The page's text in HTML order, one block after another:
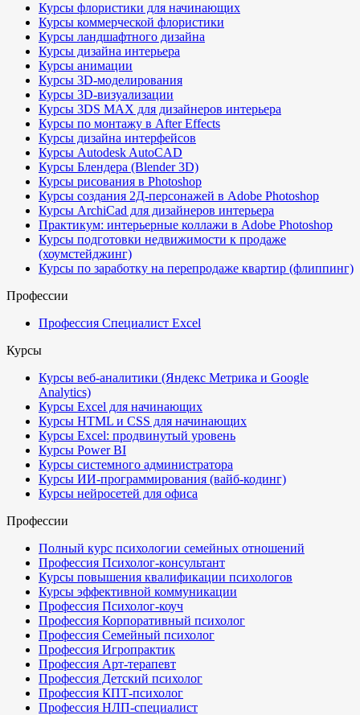
Курсы флористики для начинающих
Курсы коммерческой флористики
Курсы ландшафтного дизайна
Курсы дизайна интерьера
Курсы анимации
Курсы 3D-моделирования
Курсы 3D-визуализации
Курсы 3DS MAX для дизайнеров интерьера
Курсы по монтажу в After Effects
Курсы дизайна интерфейсов
Курсы Autodesk AutoCAD
Курсы Блендера (Blender 3D)
Курсы рисования в Photoshop
Курсы создания 2Д-персонажей в Adobe Photoshop
Курсы ArchiCad для дизайнеров интерьера
Практикум: интерьерные коллажи в Adobe Photoshop
Курсы подготовки недвижимости к продаже
(хоумстейджинг)
Курсы по заработку на перепродаже квартир (флиппинг)
Профессии
Профессия Специалист Excel
Курсы
Курсы веб-аналитики (Яндекс Метрика и Google
Analytics)
Курсы Excel для начинающих
Курсы HTML и CSS для начинающих
Курсы Excel: продвинутый уровень
Курсы Power BI
Курсы системного администратора
Курсы ИИ-программирования (вайб-кодинг)
Курсы нейросетей для офиса
Профессии
Полный курс психологии семейных отношений
Профессия Психолог-консультант
Курсы повышения квалификации психологов
Курсы эффективной коммуникации
Профессия Психолог-коуч
Профессия Корпоративный психолог
Профессия Семейный психолог
Профессия Игропрактик
Профессия Арт-терапевт
Профессия Детский психолог
Профессия КПТ-психолог
Профессия НЛП-специалист